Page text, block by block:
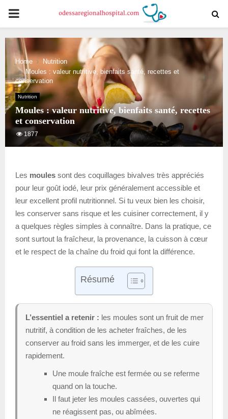
PRIMARY
MENU
Home
Nutrition
Moules : valeur nutritive, bienfaits santé, recettes et
conservation
Nutrition
Moules : valeur nutritive, bienfaits santé, recettes
et conservation
1877
Les moules sont des coquillages bivalves très appréciés
pour leur goût iodé, leur prix généralement accessible et
leur excellent profil nutritionnel. Si tu veux bien les choisir,
les conserver sans risque et les cuisiner correctement, il y
a quelques règles simples à connaître. Dans la pratique, ce
sont surtout la fraîcheur, la provenance, la cuisson à cœur
et le respect de la chaîne du froid qui font la différence.
Résumé
L’essentiel a retenir : les moules sont un fruit de mer
nutritif, à condition de les acheter fraîches, de les
conserver au froid sans les immerger, et de les cuire
rapidement.
Une moule fraîche est fermée ou se referme
quand on la touche.
Il faut jeter les moules cassées, ouvertes qui
ne réagissent pas, ou abîmées.